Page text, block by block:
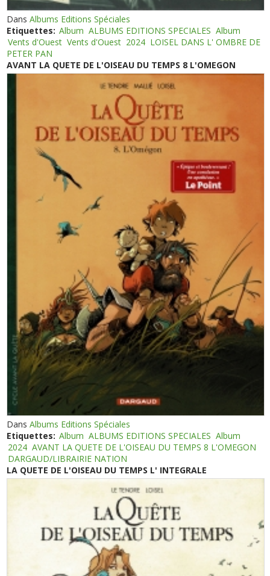
DansAlbums Editions Spéciales
Etiquettes: Album ALBUMS EDITIONS SPECIALES Album
Vents d'Ouest Vents d'Ouest 2024 LOISEL DANS L' OMBRE DE
PETER PAN
AVANT LA QUETE DE L'OISEAU DU TEMPS 8 L'OMEGON
DansAlbums Editions Spéciales
Etiquettes: Album ALBUMS EDITIONS SPECIALES Album
2024 AVANT LA QUETE DE L'OISEAU DU TEMPS 8 L'OMEGON
DARGAUD/LIBRAIRIE NATION
LA QUETE DE L'OISEAU DU TEMPS L' INTEGRALE